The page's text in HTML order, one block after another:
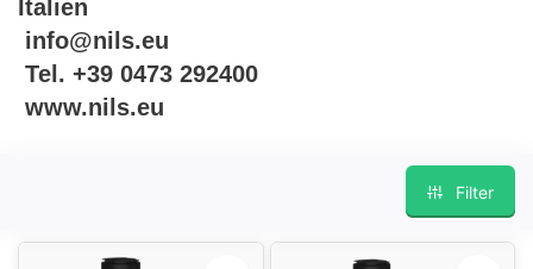
Italien
info@nils.eu
Tel. +39 0473 292400
www.nils.eu
Filter